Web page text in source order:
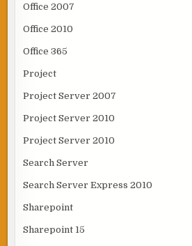
Office 2007
Office 2010
Office 365
Project
Project Server 2007
Project Server 2010
Project Server 2010
Search Server
Search Server Express 2010
Sharepoint
Sharepoint 15